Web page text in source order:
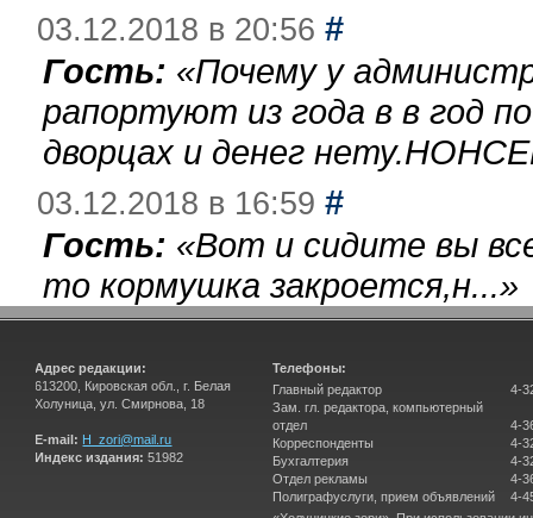
03.12.2018 в 20:56 #
Гость: «Почему у
рапортуют из года в в год
дворцах и денег
03.12.2018 в 16:59 #
Гость: «Вот и сидите вы
то кормушка закроется,н...»
Адрес редакции:
613200, Кировская обл., г. Белая
Холуница, ул. Смирнова, 18
E-mail: H_zori@mail.ru
Индекс издания: 51982
Телефоны:
Главный редактор
Зам. гл. редактора, компьютерный
отдел
Корреспонденты
Бухгалтерия
Отдел рекламы
Полиграфуслуги, прием объявлений
4-
4-
4-
4-
4-
4-